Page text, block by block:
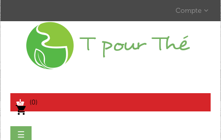
Compte
shopping_cart
(0)
search
Basculer
☰